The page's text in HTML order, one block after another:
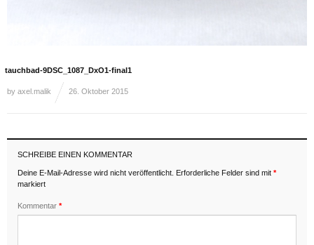
tauchbad-9DSC_1087_DxO1-final1
by axel.malik 26. Oktober 2015
SCHREIBE EINEN KOMMENTAR
Deine E-Mail-Adresse wird nicht veröffentlicht. Erforderliche Felder sind mit *
markiert
Kommentar *